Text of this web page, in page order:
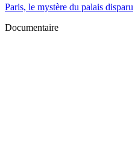
Paris, le mystère du palais disparu
Documentaire